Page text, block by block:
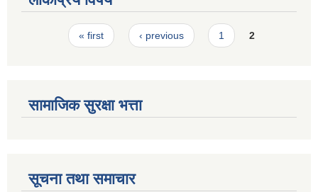
Pages« first ‹ previous 1 2
सामाजिक सुरक्षा भत्ता
सूचना तथा समाचार